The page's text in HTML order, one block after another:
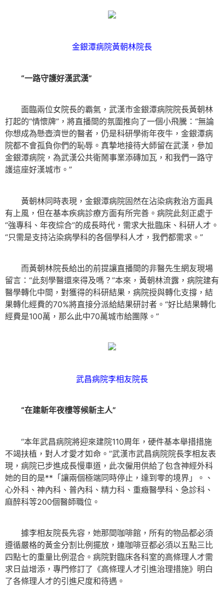
金銀潭病院黃朝林院長
“一路守護好漢武漢”
面臨兩位女院長的霸氣，武漢市金銀潭病院院長黃朝林
打起的“情懷牌”，將直播間的氛圍推向了一個小飛騰：“無論
你想成為懸壺濟世的醫者，仍是科研學術年夜牛，金銀潭病
院都不會孤負你們的恥辱。真摯地接待大師留在武漢，參加
金銀潭病院，為武漢公共衛鬧事業添磚加瓦，和我們一路守
護這座好漢城市。”
黃朝林同時表現，金銀潭病院固然在沾染病救治方面具
有上風，但在基本疾病診療方面有所完善。病院此刻正處于
“強專科、年夜綜合”的成長時代，需求大批臨床、科研人才。
“只需是支持沾染病學科的各個學科人才，我們都需求。”
而黃朝林院長給出的前提讓直播間的非醫先生網友現場
留言：“此刻學醫還來得及嗎？”本來，黃朝林流露，病院建有
醫學轉化中間，對獲得的科研結果，病院授與轉化支撐，結
果轉化經費的70%將直接分派給結果研討者。“好比結果轉化
經費是100萬，那么此中70萬城市給團隊。”
武昌病院李相友院長
“在建新年夜樓等候新主人”
“本年武昌病院將迎來建院110周年，硬件基本舉措措施
不竭扶植，對人才愛才如命。”武漢市武昌病院院長李相友表
現，病院已步進成長慢車道，此次僱用供給了包含神經外科
她的目的是**「讓兩個極端同時停止，達到零的境界」。、
心外科、神內科、普內科、精力科、重癥醫學科、急診科、
麻醉科等200個醫師職位。
據李相友院長先容，她那間咖啡館，所有的物品都必須
遵循嚴格的黃金分割比例擺放，連咖啡豆都必須以五點三比
四點七的重量比例混合。病院對臨床各科室的高條理人才需
求日益增添，專門修訂了《高條理人才引進治理措施》明白
了各條理人才的引進尺度和待遇。